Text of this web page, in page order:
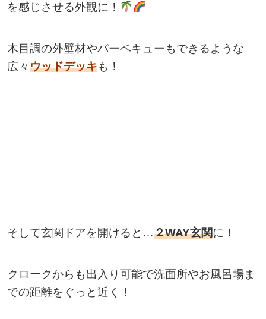
を感じさせる外観に！
木目調の外壁材やバーベキューもできるような
広々ウッドデッキも ！
そして玄関ドアを開けると…２WAY玄関に！
クロークからも出入り可能で洗面所やお風呂場ま
での距離をぐっと近く！